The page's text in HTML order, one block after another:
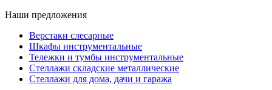
Наши предложения
Верстаки слесарные
Шкафы инструментальные
Тележки и тумбы инструментальные
Стеллажи складские металлические
Стеллажи для дома, дачи и гаража